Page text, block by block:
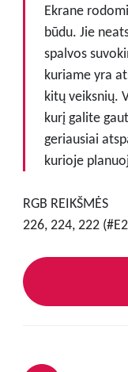
Ekrane
būdu. Jie
spalvos
kuriame yra
kitų veiksnių.
kurį galite
geriausiai
kurioje
RGB REIKŠMĖS
226, 224, 222